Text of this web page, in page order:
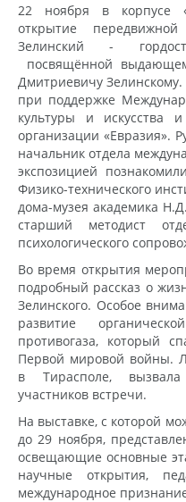
22 ноября в корпусе
открытие
Зелинский -
посвящённой
Дмитриевичу
при поддержке
культуры и искусства
организации «Евразия».
начальник отдела
экспозицией
Физико-технического
дома-музея академика
старший методист
психологического
Во время открытия
подробный рассказ о
Зелинского. Особое
развитие
противогаза, который
Первой мировой войны.
в Тирасполе,
участников встречи.
На выставке, с которой
до 29 ноября,
освещающие основные
научные открытия,
международное